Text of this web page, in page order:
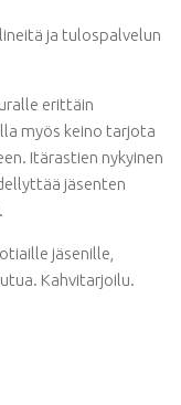
ja tulospalvelun
erittäin
myös keino tarjota
Itärastien nykyinen
jäsenten
jäsenille,
Kahvitarjoilu.